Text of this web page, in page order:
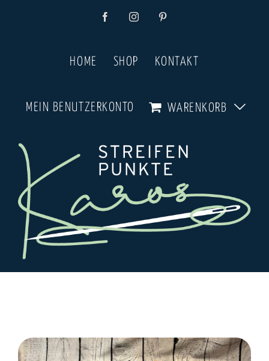
FacebookInstagramPinterest
HOME SHOP KONTAKT
MEIN BENUTZERKONTO WARENKORB